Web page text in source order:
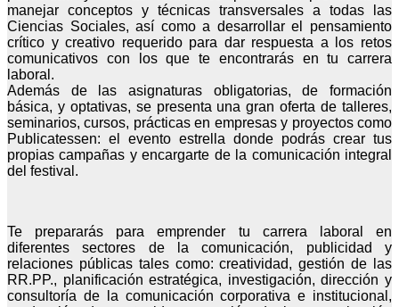
manejar conceptos y técnicas transversales a todas las
Ciencias Sociales, así como a desarrollar el pensamiento
crítico y creativo requerido para dar respuesta a los retos
comunicativos con los que te encontrarás en tu carrera
laboral.
Además de las asignaturas obligatorias, de formación
básica, y optativas, se presenta una gran oferta de talleres,
seminarios, cursos, prácticas en empresas y proyectos como
Publicatessen: el evento estrella donde podrás crear tus
propias campañas y encargarte de la comunicación integral
del festival.
Te prepararás para emprender tu carrera laboral en
diferentes sectores de la comunicación, publicidad y
relaciones públicas tales como: creatividad, gestión de las
RR.PP., planificación estratégica, investigación, dirección y
consultoría de la comunicación corporativa e institucional,